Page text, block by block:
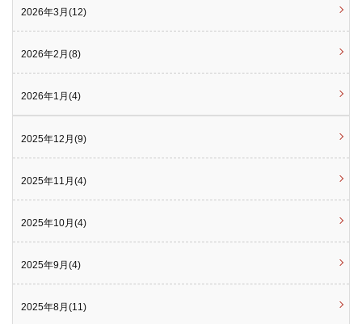
2026年3月(12)
2026年2月(8)
2026年1月(4)
2025年12月(9)
2025年11月(4)
2025年10月(4)
2025年9月(4)
2025年8月(11)